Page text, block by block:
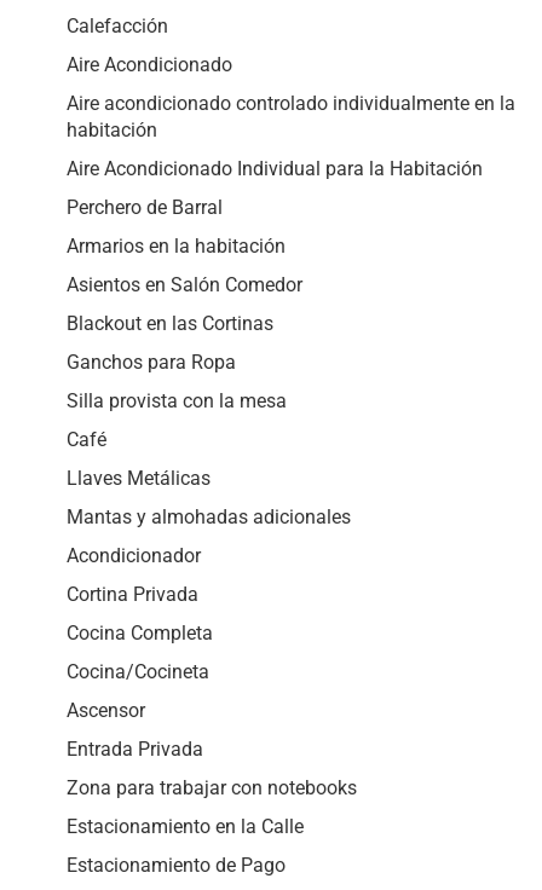
Calefacción
Aire Acondicionado
Aire acondicionado controlado individualmente en la
habitación
Aire Acondicionado Individual para la Habitación
Perchero de Barral
Armarios en la habitación
Asientos en Salón Comedor
Blackout en las Cortinas
Ganchos para Ropa
Silla provista con la mesa
Café
Llaves Metálicas
Mantas y almohadas adicionales
Acondicionador
Cortina Privada
Cocina Completa
Cocina/Cocineta
Ascensor
Entrada Privada
Zona para trabajar con notebooks
Estacionamiento en la Calle
Estacionamiento de Pago